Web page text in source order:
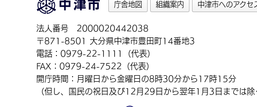
庁舎地図 組織案内 中津市へのアクセ
法人番号 2000020442038
〒871-8501 大分県中津市豊田町14番地3
電話：0979-22-1111（代表）
FAX：0979-24-7522（代表）
開庁時間：月曜日から金曜日の8時30分から17時15分
（但し、国民の祝日及び12月29日から翌年1月3日までは除